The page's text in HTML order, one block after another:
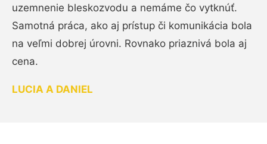
uzemnenie bleskozvodu a nemáme čo vytknúť.
Samotná práca, ako aj prístup či komunikácia bola
na veľmi dobrej úrovni. Rovnako priaznivá bola aj
cena.
LUCIA A DANIEL